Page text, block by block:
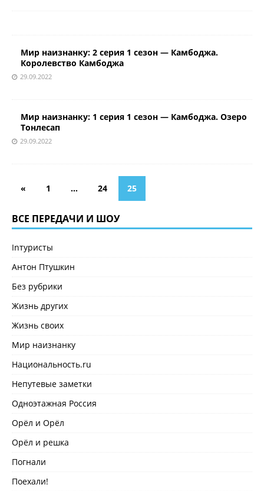
Мир наизнанку: 2 серия 1 сезон — Камбоджа.
Королевство Камбоджа
29.09.2022
Мир наизнанку: 1 серия 1 сезон — Камбоджа. Озеро
Тонлесап
29.09.2022
« 1 … 24 25
ВСЕ ПЕРЕДАЧИ И ШОУ
Inтуристы
Антон Птушкин
Без рубрики
Жизнь других
Жизнь своих
Мир наизнанку
Национальность.ru
Непутевые заметки
Одноэтажная Россия
Орёл и Орёл
Орёл и решка
Погнали
Поехали!